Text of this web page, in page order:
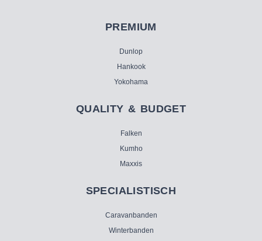
PREMIUM
Dunlop
Hankook
Yokohama
QUALITY & BUDGET
Falken
Kumho
Maxxis
SPECIALISTISCH
Caravanbanden
Winterbanden